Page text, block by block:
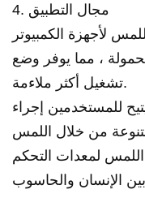
4. مجال التطبيق
لأجهزة الكمبيوتر
، مما يوفر وضع
تشغيل أكثر ملاءمة.
للمستخدمين إجراء
لمعدات التحكم